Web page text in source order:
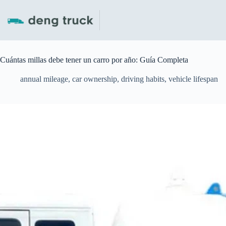
content
Cuántas millas debe tener un carro por año: Guía Completa
annual mileage, car ownership, driving habits, vehicle lifespan